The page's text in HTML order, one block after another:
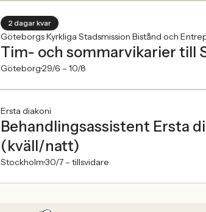
2 dagar kvar
Göteborgs Kyrkliga Stadsmission Bistånd och
Tim- och sommarvikarier till
Göteborg29/6 – 10/8
Ersta diakoni
Behandlingsassistent Ersta
(kväll/natt)
Stockholm30/7 – tillsvidare